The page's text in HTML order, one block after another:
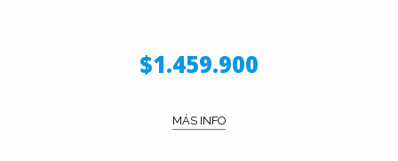
$1.459.900
MÁS INFO